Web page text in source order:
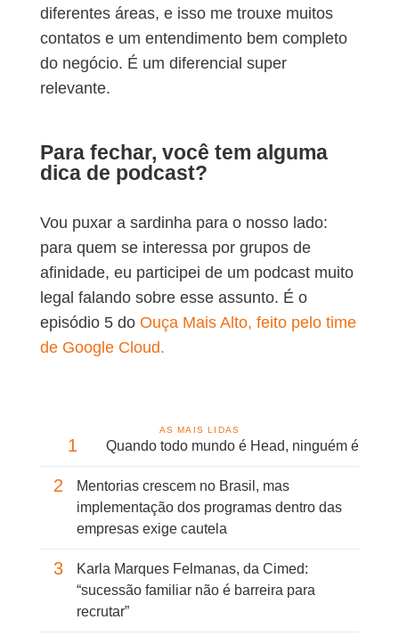
diferentes áreas, e isso me trouxe muitos
contatos e um entendimento bem completo
do negócio. É um diferencial super
relevante.
Para fechar, você tem alguma
dica de podcast?
Vou puxar a sardinha para o nosso lado:
para quem se interessa por grupos de
afinidade, eu participei de um podcast muito
legal falando sobre esse assunto. É o
episódio 5 do Ouça Mais Alto, feito pelo time
de Google Cloud.
AS MAIS LIDAS
1 Quando todo mundo é Head, ninguém é
2
Mentorias crescem no Brasil, mas
implementação dos programas dentro das
empresas exige cautela
3
Karla Marques Felmanas, da Cimed:
“sucessão familiar não é barreira para
recrutar”